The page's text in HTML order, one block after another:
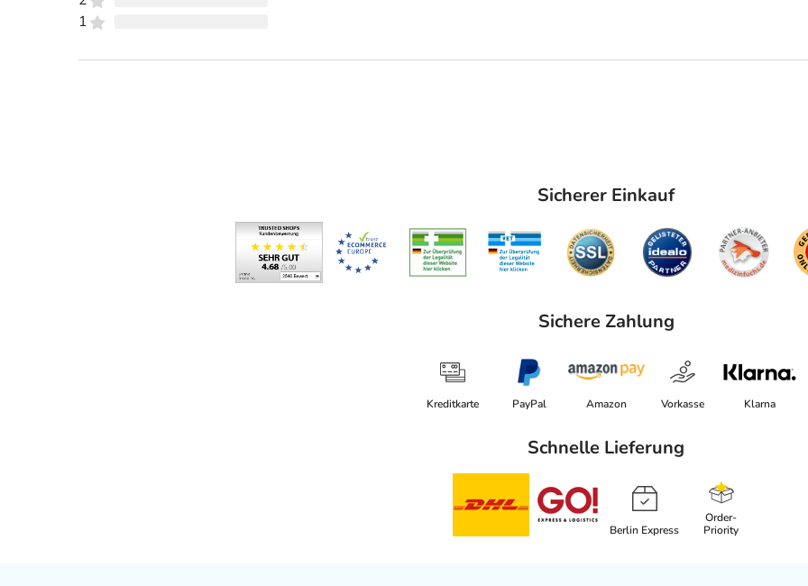
1
Sicherer Einkauf
Sichere Zahlung
Kreditkarte PayPal Amazon Vorkasse Klarna
Schnelle Lieferung
Berlin Express
Order-
Priority